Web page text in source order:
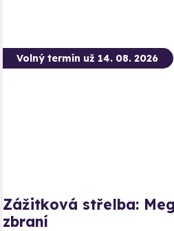
Volný termín už 14. 08. 2026
Zážitková střelba:
zbraní